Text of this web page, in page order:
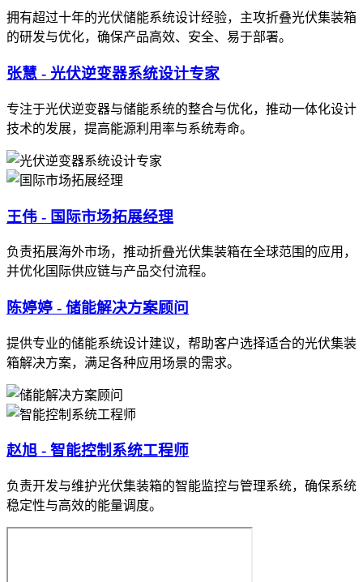
拥有超过十年的光伏储能系统设计经验，主攻折叠光伏集装箱
的研发与优化，确保产品高效、安全、易于部署。
张慧 - 光伏逆变器系统设计专家
专注于光伏逆变器与储能系统的整合与优化，推动一体化设计
技术的发展，提高能源利用率与系统寿命。
王伟 - 国际市场拓展经理
负责拓展海外市场，推动折叠光伏集装箱在全球范围的应用，
并优化国际供应链与产品交付流程。
陈婷婷 - 储能解决方案顾问
提供专业的储能系统设计建议，帮助客户选择适合的光伏集装
箱解决方案，满足各种应用场景的需求。
赵旭 - 智能控制系统工程师
负责开发与维护光伏集装箱的智能监控与管理系统，确保系统
稳定性与高效的能量调度。